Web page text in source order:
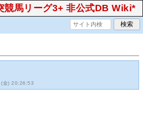
競馬リーグ3+ 非公式DB Wiki*
金) 20:26:53